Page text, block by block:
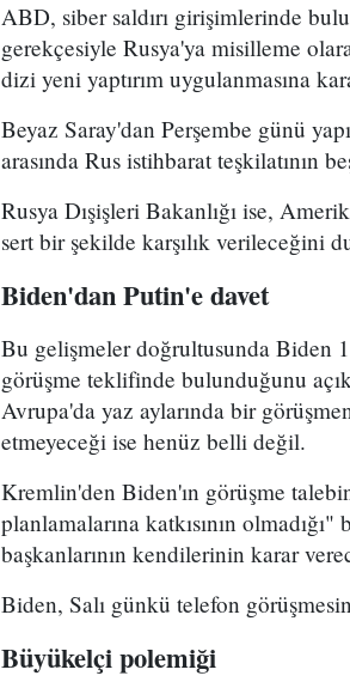
ABD, siber saldırı girişimlerinde
gerekçesiyle Rusya'ya misilleme
dizi yeni yaptırım uygulanmasına
Beyaz Saray'dan Perşembe günü
arasında Rus istihbarat teşkilatının
Rusya Dışişleri Bakanlığı ise,
sert bir şekilde karşılık verileceğini
Biden'dan Putin'e davet
Bu gelişmeler doğrultusunda Biden
görüşme teklifinde bulunduğunu
Avrupa'da yaz aylarında bir
etmeyeceği ise henüz belli değil.
Kremlin'den Biden'ın görüşme
planlamalarına katkısının
başkanlarının kendilerinin karar
Biden, Salı günkü telefon
Büyükelçi polemiği